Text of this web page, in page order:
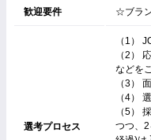
歓迎要件 ☆ブラ
選考プロセス
（1）
（2）
などを
（3）
（4）
（5）
つつ、